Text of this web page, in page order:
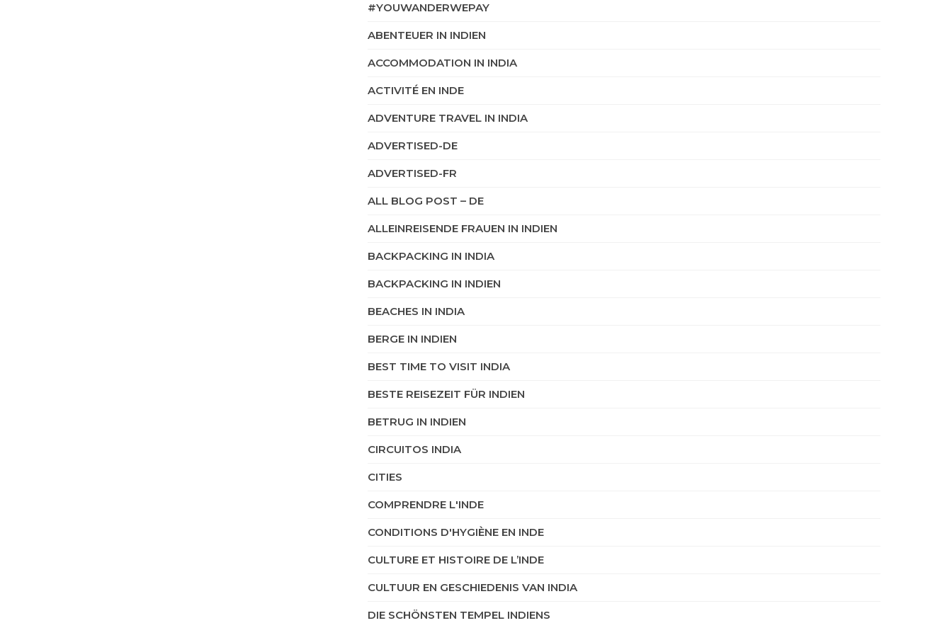
#YOUWANDERWEPAY
ABENTEUER IN INDIEN
ACCOMMODATION IN INDIA
ACTIVITÉ EN INDE
ADVENTURE TRAVEL IN INDIA
ADVERTISED-DE
ADVERTISED-FR
ALL BLOG POST – DE
ALLEINREISENDE FRAUEN IN INDIEN
BACKPACKING IN INDIA
BACKPACKING IN INDIEN
BEACHES IN INDIA
BERGE IN INDIEN
BEST TIME TO VISIT INDIA
BESTE REISEZEIT FÜR INDIEN
BETRUG IN INDIEN
CIRCUITOS INDIA
CITIES
COMPRENDRE L'INDE
CONDITIONS D'HYGIÈNE EN INDE
CULTURE ET HISTOIRE DE L’INDE
CULTUUR EN GESCHIEDENIS VAN INDIA
DIE SCHÖNSTEN TEMPEL INDIENS